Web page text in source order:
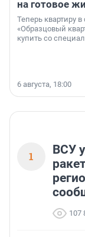
на готовое
Теперь квартиру
«Образцовый
купить со
6 августа, 18:00
1
ВСУ
107